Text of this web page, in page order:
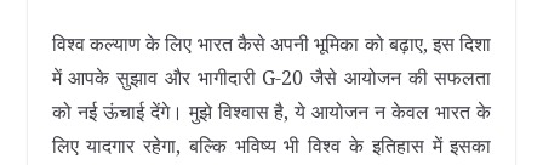
विश्व कल्याण के लिए भारत कैसे अपनी भूमिका को बढ़ाए, इस दिशा
में आपके सुझाव और भागीदारी G-20 जैसे आयोजन की सफलता
को नई ऊंचाई देंगे। मुझे विश्वास है, ये आयोजन न केवल भारत के
लिए यादगार रहेगा, बल्कि भविष्य भी विश्व के इतिहास में इसका